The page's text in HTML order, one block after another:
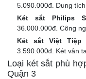
5.090.000đ. Dung
Két sắt Philips
36.000.000đ. Công
Két sắt Việt Tiệp
3.590.000đ. Két vân
Loại két sắt phù
Quận 3